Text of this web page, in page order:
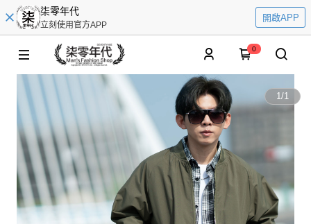
柒零年代
立刻使用官方APP
開啟APP
0
1/1